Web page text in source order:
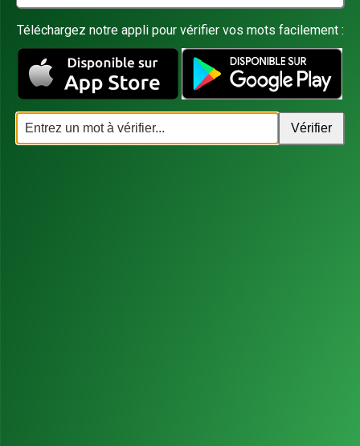
Téléchargez notre appli pour vérifier vos mots facilement :